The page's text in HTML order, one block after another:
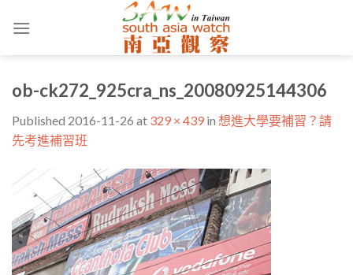
ob-ck272_925cra_ns_20080925144306
Published 2016-11-26 at 329 × 439 in 想進大學要補習？請
先考進補習班